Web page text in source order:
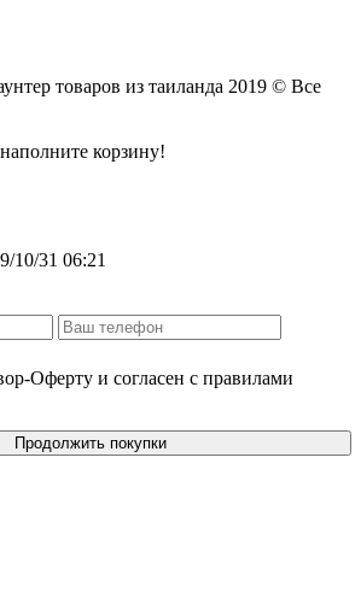
товаров из таиланда 2019 © Все
корзину!
10/31 06:21
Оферту и согласен с правилами
Продолжить покупки